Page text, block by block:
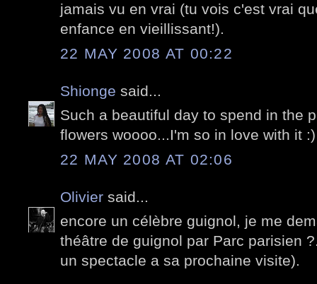
jamais vu en vrai (tu vois c'est vrai
enfance en vieillissant!).
22 MAY 2008 AT 00:22
Shionge said...
Such a beautiful day to spend in the
flowers woooo...I'm so in love with it :)
22 MAY 2008 AT 02:06
Olivier said...
encore un célèbre guignol, je me
théâtre de guignol par Parc parisien
un spectacle a sa prochaine visite).